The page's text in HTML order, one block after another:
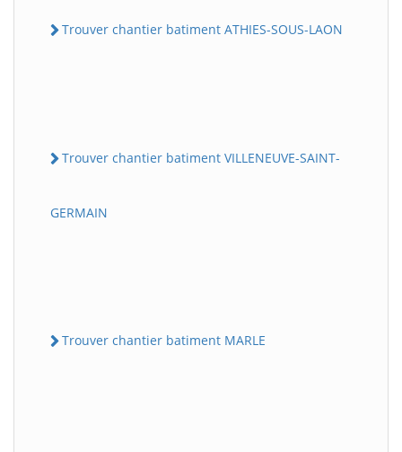
Trouver chantier batiment ATHIES-SOUS-LAON
Trouver chantier batiment VILLENEUVE-SAINT-
GERMAIN
Trouver chantier batiment MARLE